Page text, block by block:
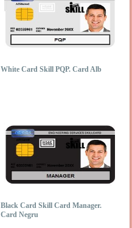
White Card Skill PQP. Card Alb
Black Card Skill Card Manager.
Card Negru